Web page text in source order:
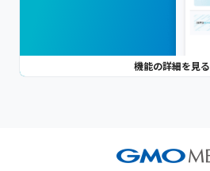
機能の詳細を見る